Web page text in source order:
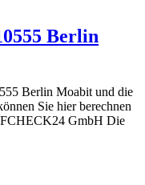
Berlin
Berlin Moabit und die
Sie hier berechnen
GmbH Die